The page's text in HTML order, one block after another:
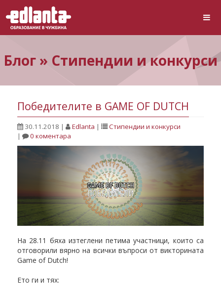
Блог » Стипендии и конкурси
Победителите в GAME OF DUTCH
30.11.2018 | Edlanta |
Стипендии и конкурси
|
0 коментара
На 28.11 бяха изтеглени петима участници, които са
отговорили вярно на всички въпроси от викторината
Game of Dutch!
Ето ги и тях: